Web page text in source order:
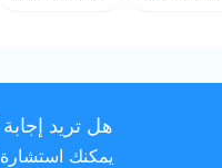
هل تريد
يمكنك